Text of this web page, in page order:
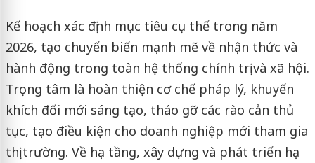
Kế hoạch xác định mục tiêu cụ thể trong năm
2026, tạo chuyển biến mạnh mẽ về nhận thức và
hành động trong toàn hệ thống chính trị và xã hội.
Trọng tâm là hoàn thiện cơ chế pháp lý, khuyến
khích đổi mới sáng tạo, tháo gỡ các rào cản thủ
tục, tạo điều kiện cho doanh nghiệp mới tham gia
thị trường. Về hạ tầng, xây dựng và phát triển hạ